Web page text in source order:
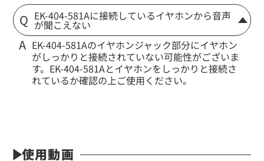
EK-404-581Aに接続しているイヤホンから音声
が聞こえない
EK-404-581Aのイヤホンジャック部分にイヤホン
がしっかりと接続されていない可能性がございま
す。EK-404-581Aとイヤホンをしっかりと接続さ
れているか確認の上ご使用ください。
使用動画